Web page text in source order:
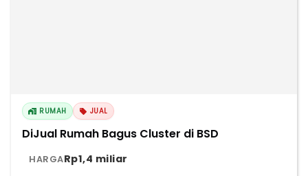
RUMAH JUAL
DiJual Rumah Bagus Cluster di BSD
HARGARp1,4 miliar